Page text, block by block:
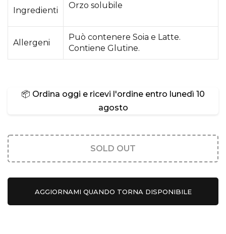
Ingredienti
Orzo solubile
Allergeni
Può contenere Soia e Latte.
Contiene Glutine.
📦 Ordina oggi e ricevi l'ordine entro lunedì 10
agosto
SOLD OUT
AGGIORNAMI QUANDO TORNA DISPONIBILE